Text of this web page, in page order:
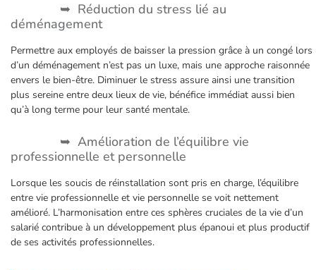
Réduction du stress lié au
déménagement
Permettre aux employés de baisser la pression grâce à un congé lors
d’un déménagement n’est pas un luxe, mais une approche raisonnée
envers le bien-être. Diminuer le stress assure ainsi une transition
plus sereine entre deux lieux de vie, bénéfice immédiat aussi bien
qu’à long terme pour leur santé mentale.
Amélioration de l’équilibre vie
professionnelle et personnelle
Lorsque les soucis de réinstallation sont pris en charge, l’équilibre
entre vie professionnelle et vie personnelle se voit nettement
amélioré. L’harmonisation entre ces sphères cruciales de la vie d’un
salarié contribue à un développement plus épanoui et plus productif
de ses activités professionnelles.